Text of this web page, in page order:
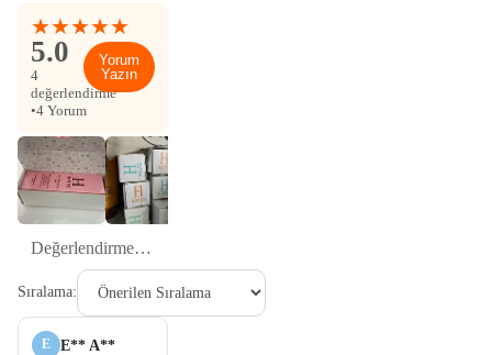
★★★★★
5.0
4
değerlendirme
•4 Yorum
Yorum
Yazın
Sıralama:
E E** A**